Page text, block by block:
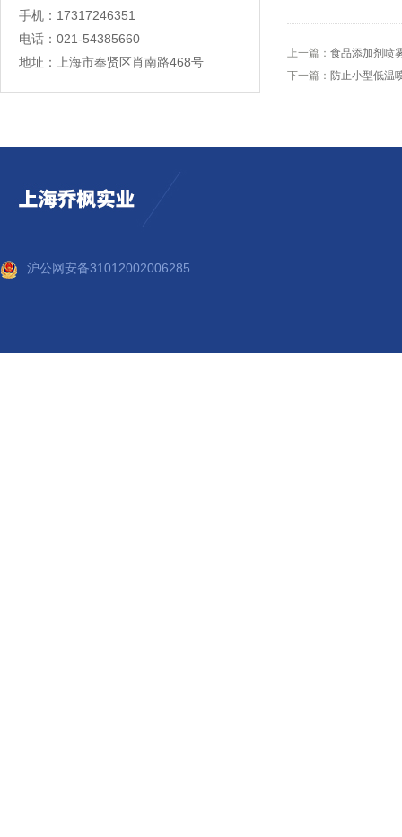
手机：17317246351
电话：021-54385660
地址：上海市奉贤区肖南路468号
上一篇： 食品添加剂喷
下一篇： 防止小型低温
沪公网安备31012002006285